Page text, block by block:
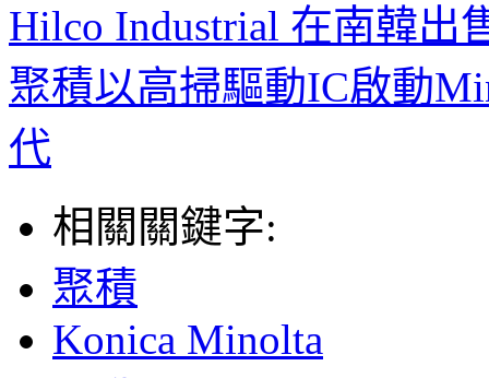
Hilco Industrial 在南韓出
聚積以高掃驅動IC啟動
代
相關關鍵字:
聚積
Konica Minolta